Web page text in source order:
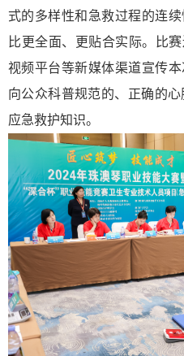
式的多样性和急救过程的连
比更全面、更贴合实际。比
视频平台等新媒体渠道宣传
向公众科普规范的、正确的
应急救护知识。